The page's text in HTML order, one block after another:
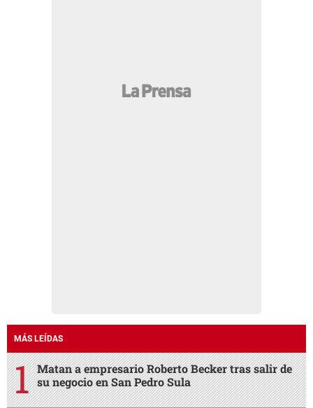
MÁS LEÍDAS
Matan a empresario Roberto Becker tras salir de
su negocio en San Pedro Sula